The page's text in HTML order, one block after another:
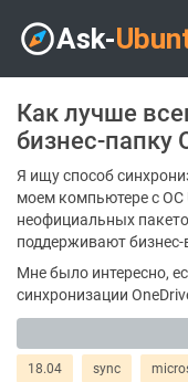
Как лучше
бизнес-папку
Я ищу способ
моем компьютере с ОС
неофициальных
поддерживают бизнес-
Мне было интересно,
синхронизации
18.04 sync